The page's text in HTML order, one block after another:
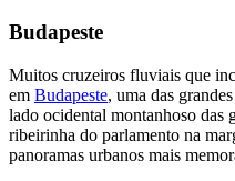
Budapeste
Muitos cruzeiros fluviais que
em Budapeste, uma das
lado ocidental montanhoso das
ribeirinha do parlamento na
panoramas urbanos mais